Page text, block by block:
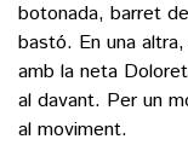
botonada, barret
bastó. En una
amb la neta
al davant. Per un
al moviment.